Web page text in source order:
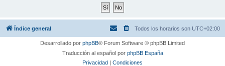
Índice general Todos los horarios son UTC+02:00
Desarrollado por phpBB® Forum Software © phpBB Limited
Traducción al español por phpBB España
Privacidad | Condiciones